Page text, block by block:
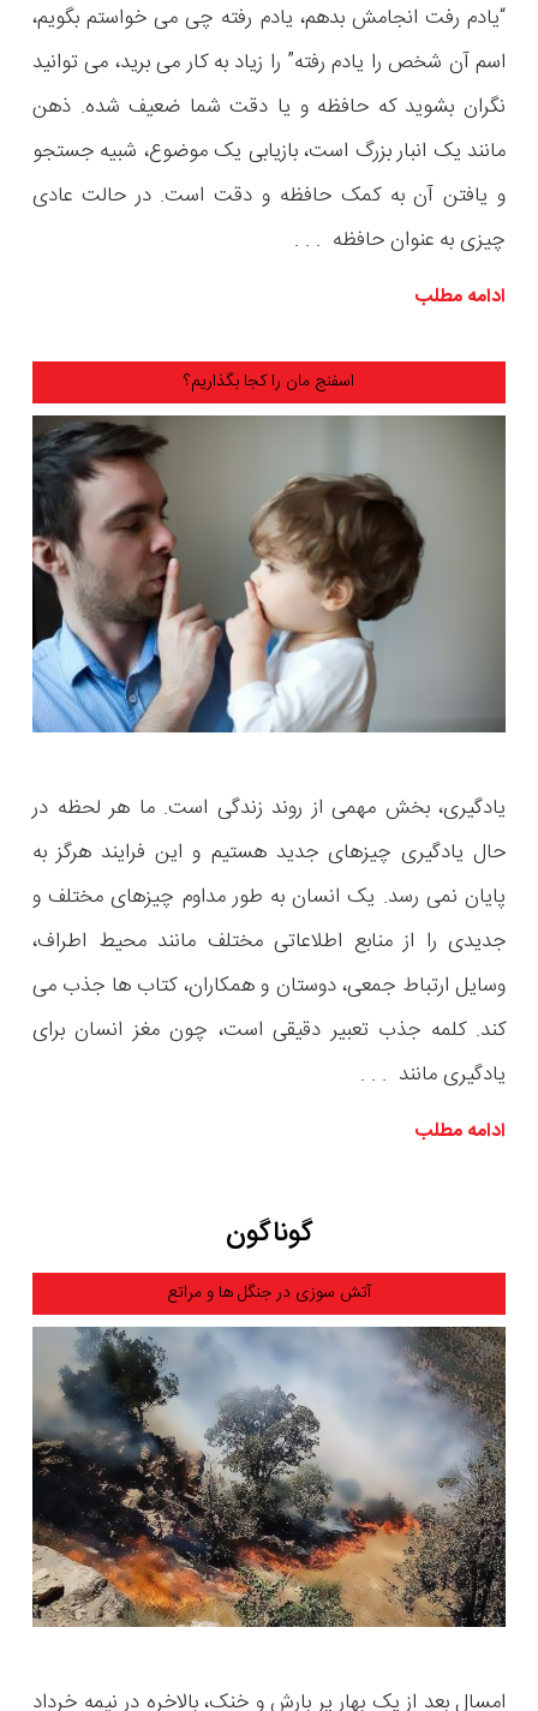
“یادم رفت انجامش بدهم، یادم رفته چی می خواستم بگویم،
اسم آن شخص را یادم رفته” را زیاد به کار می برید، می توانید
نگران بشوید که حافظه و یا دقت شما ضعیف شده. ذهن
مانند یک انبار بزرگ است، بازیابی یک موضوع، شبیه جستجو
و یافتن آن به کمک حافظه و دقت است. در حالت عادی
چیزی به عنوان حافظه . . .
ادامه مطلب
اسفنج مان را کجا بگذاریم؟
یادگیری، بخش مهمی از روند زندگی است. ما هر لحظه در
حال یادگیری چیزهای جدید هستیم و این فرایند هرگز به
پایان نمی رسد. یک انسان به طور مداوم چیزهای مختلف و
جدیدی را از منابع اطلاعاتی مختلف مانند محیط اطراف،
وسایل ارتباط جمعی، دوستان و همکاران، کتاب ها جذب می
کند. کلمه جذب تعبیر دقیقی است، چون مغز انسان برای
یادگیری مانند . . .
ادامه مطلب
گوناگون
آتش سوزی در جنگل ها و مراتع
امسال بعد از یک بهار پر بارش و خنک، بالاخره در نیمه خرداد